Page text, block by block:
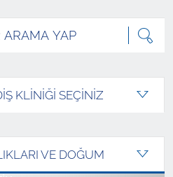
KLİNİĞİ SEÇİNİZ
VE DOĞUM